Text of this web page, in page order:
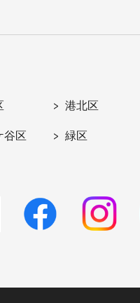
港北区
谷区 緑区